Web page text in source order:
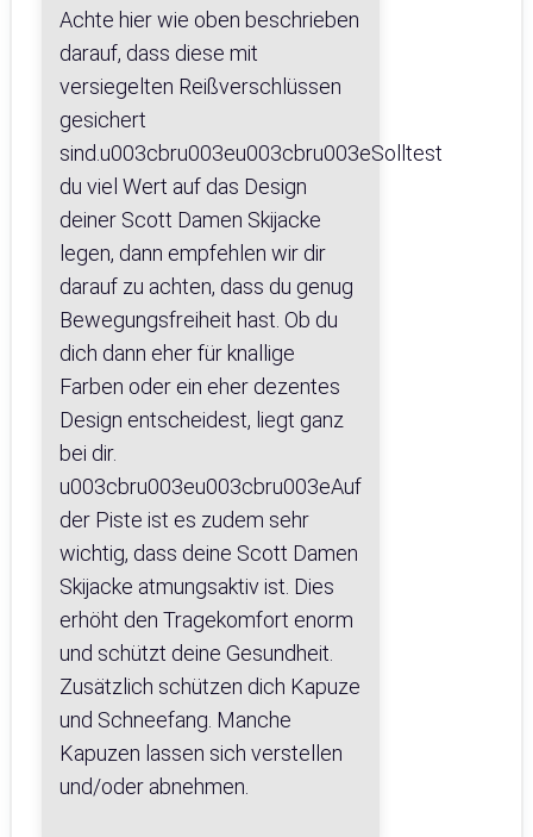
Achte hier wie oben beschrieben
darauf, dass diese mit
versiegelten Reißverschlüssen
gesichert
sind.u003cbru003eu003cbru003eSolltest
du viel Wert auf das Design
deiner Scott Damen Skijacke
legen, dann empfehlen wir dir
darauf zu achten, dass du genug
Bewegungsfreiheit hast. Ob du
dich dann eher für knallige
Farben oder ein eher dezentes
Design entscheidest, liegt ganz
bei dir.
u003cbru003eu003cbru003eAuf
der Piste ist es zudem sehr
wichtig, dass deine Scott Damen
Skijacke atmungsaktiv ist. Dies
erhöht den Tragekomfort enorm
und schützt deine Gesundheit.
Zusätzlich schützen dich Kapuze
und Schneefang. Manche
Kapuzen lassen sich verstellen
und/oder abnehmen.